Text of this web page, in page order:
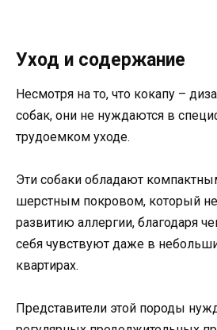
Уход и содержание
Несмотря на то, что кокапу –
собак, они не нуждаются в
трудоемком уходе.
Эти собаки обладают
шерстным покровом, который не
развитию аллергии, благодаря
себя чувствуют даже в
квартирах.
Представители этой породы